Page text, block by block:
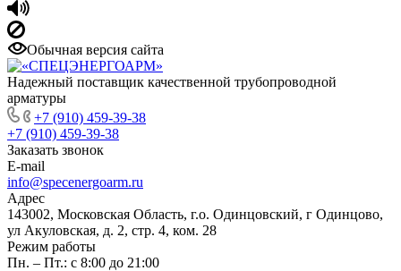
Обычная версия сайта
Надежный поставщик качественной трубопроводной
арматуры
+7 (910) 459-39-38
+7 (910) 459-39-38
Заказать звонок
E-mail
info@specenergoarm.ru
Адрес
143002, Московская Область, г.о. Одинцовский, г Одинцово,
ул Акуловская, д. 2, стр. 4, ком. 28
Режим работы
Пн. – Пт.: с 8:00 до 21:00